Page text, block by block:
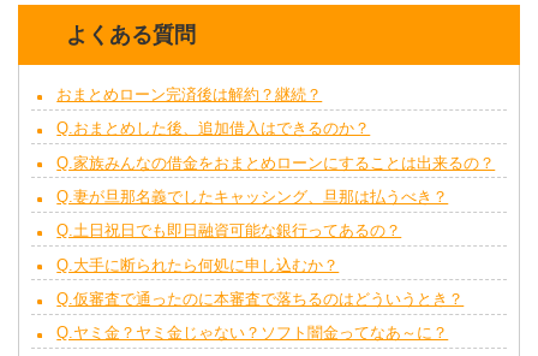
よくある質問
おまとめローン完済後は解約？継続？
Q.おまとめした後、追加借入はできるのか？
Q.家族みんなの借金をおまとめローンにすることは出来るの？
Q.妻が旦那名義でしたキャッシング、旦那は払うべき？
Q.土日祝日でも即日融資可能な銀行ってあるの？
Q.大手に断られたら何処に申し込むか？
Q.仮審査で通ったのに本審査で落ちるのはどういうとき？
Q.ヤミ金？ヤミ金じゃない？ソフト闇金ってなあ～に？